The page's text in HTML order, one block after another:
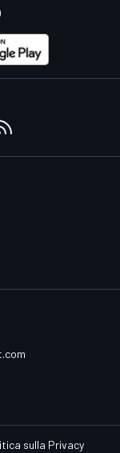
sulla Privacy